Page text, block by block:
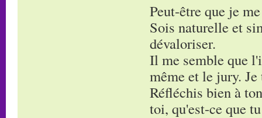
Peut-être que je
Sois naturelle et
dévaloriser.
Il me semble que
même et le jury.
Réfléchis bien à
toi, qu'est-ce que